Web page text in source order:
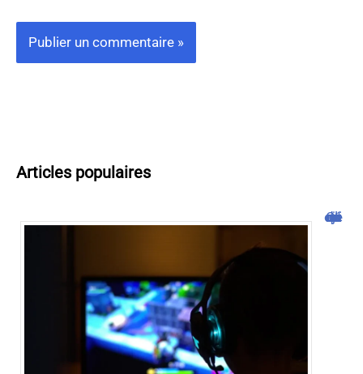
Articles populaires
Cliquojeux : découverte et avis